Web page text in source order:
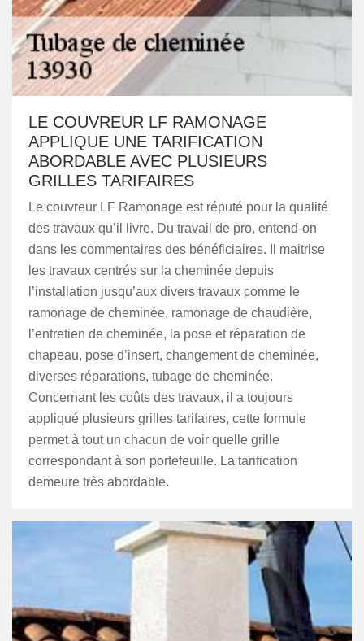
LE COUVREUR LF RAMONAGE
APPLIQUE UNE TARIFICATION
ABORDABLE AVEC PLUSIEURS
GRILLES TARIFAIRES
Le couvreur LF Ramonage est réputé pour la qualité
des travaux qu’il livre. Du travail de pro, entend-on
dans les commentaires des bénéficiaires. Il maitrise
les travaux centrés sur la cheminée depuis
l’installation jusqu’aux divers travaux comme le
ramonage de cheminée, ramonage de chaudière,
l’entretien de cheminée, la pose et réparation de
chapeau, pose d’insert, changement de cheminée,
diverses réparations, tubage de cheminée.
Concernant les coûts des travaux, il a toujours
appliqué plusieurs grilles tarifaires, cette formule
permet à tout un chacun de voir quelle grille
correspondant à son portefeuille. La tarification
demeure très abordable.